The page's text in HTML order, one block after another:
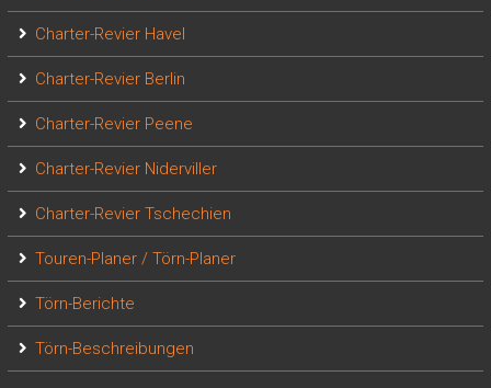
Charter-Revier Havel
Charter-Revier Berlin
Charter-Revier Peene
Charter-Revier Niderviller
Charter-Revier Tschechien
Touren-Planer / Törn-Planer
Törn-Berichte
Törn-Beschreibungen